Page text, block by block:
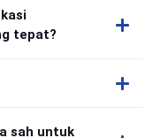
tepat?
sah untuk